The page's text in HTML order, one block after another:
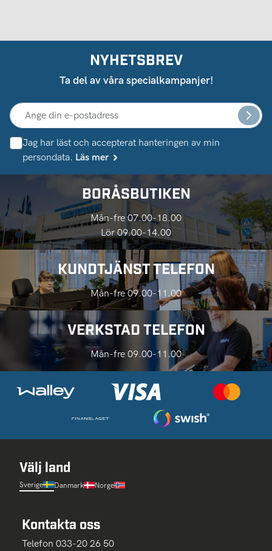
NYHETSBREV
Ta del av våra specialkampanjer!
Jag har läst och accepterat hanteringen av min
persondata. Läs mer
BORÅSBUTIKEN
Mån-fre 07.00-18.00
Lör 09.00-14.00
KUNDTJÄNST TELEFON
Mån-fre 09.00-11.00
VERKSTAD TELEFON
Mån-fre 09.00-11.00
Välj land
Sverige Danmark Norge
Kontakta oss
Telefon 033-20 26 50